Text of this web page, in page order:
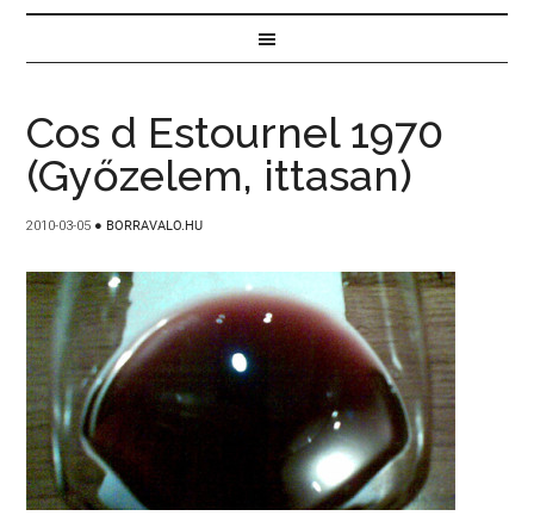
Cos d Estournel 1970
(Győzelem, ittasan)
2010-03-05 ● BORRAVALO.HU